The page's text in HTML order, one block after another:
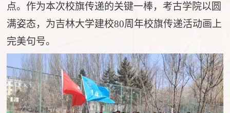
点。作为本次校旗传递的关键一棒，考古学院以圆
满姿态，为吉林大学建校80周年校旗传递活动画上
完美句号。